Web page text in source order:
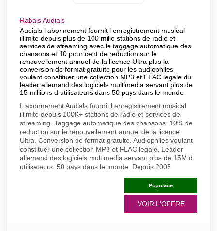
Rabais Audials
Audials l abonnement fournit l enregistrement musical
illimite depuis plus de 100 mille stations de radio et
services de streaming avec le taggage automatique des
chansons et 10 pour cent de reduction sur le
renouvellement annuel de la licence Ultra plus la
conversion de format gratuite pour les audiophiles
voulant constituer une collection MP3 et FLAC legale du
leader allemand des logiciels multimedia servant plus de
15 millions d utilisateurs dans 50 pays dans le monde
L abonnement Audials fournit l enregistrement musical
illimite depuis 100K+ stations de radio et services de
streaming. Taggage automatique des chansons. 10% de
reduction sur le renouvellement annuel de la licence
Ultra. Conversion de format gratuite. Audiophiles voulant
constituer une collection MP3 et FLAC legale. Leader
allemand des logiciels multimedia servant plus de 15M d
utilisateurs. 50 pays dans le monde. Depuis 2005
Populaire
VOIR L'OFFRE